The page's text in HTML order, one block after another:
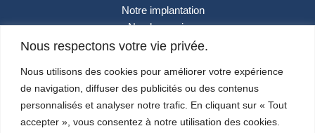
Nous respectons votre vie privée.
Nous utilisons des cookies pour améliorer votre expérience
de navigation, diffuser des publicités ou des contenus
personnalisés et analyser notre trafic. En cliquant sur « Tout
accepter », vous consentez à notre utilisation des cookies.
Notre implantation
Nos honoraires
Contactez-nous
Réseaux sociaux